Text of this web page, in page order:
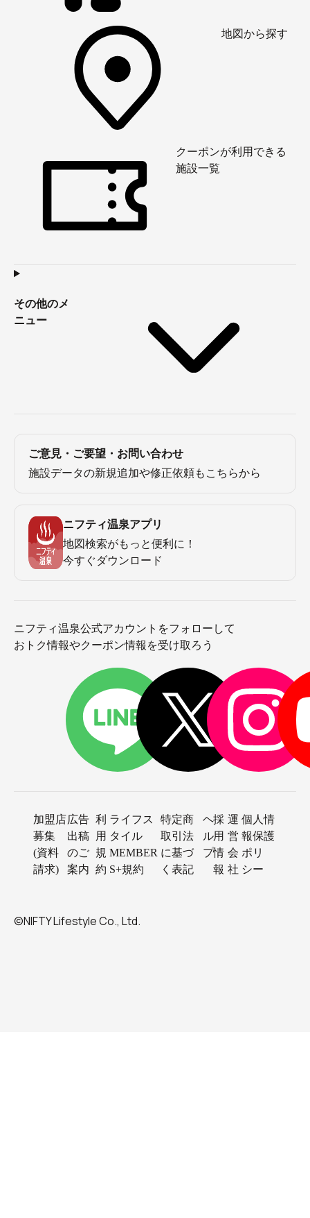
地図から探す
クーポンが利用できる
施設一覧
その他のメ
ニュー
ご意見・ご要望・お問い合わせ
施設データの新規追加や修正依頼もこちらから
ニフティ温泉アプリ
地図検索がもっと便利に！
今すぐダウンロード
ニフティ温泉公式アカウントをフォローして
おトク情報やクーポン情報を受け取ろう
加盟店
募集
(資料
請求)
広告
出稿
のご
案内
利
用
規
約
ライフス
タイル
MEMBER
S+規約
特定商
取引法
に基づ
く表記
ヘ
ル
プ
採
用
情
報
運
営
会
社
個人情
報保護
ポリ
シー
©NIFTY Lifestyle Co., Ltd.